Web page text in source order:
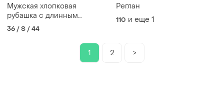
Мужская хлопковая
рубашка с длинным
рукавом d code s
36 / S / 44
Реглан
110 и еще 1
1 2 >